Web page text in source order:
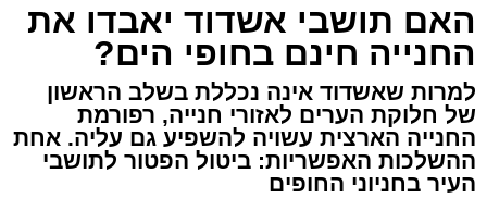
האם תושבי אשדוד יאבדו את
החנייה חינם בחופי הים?
למרות שאשדוד אינה נכללת בשלב הראשון
של חלוקת הערים לאזורי חנייה, רפורמת
החנייה הארצית עשויה להשפיע גם עליה. אחת
ההשלכות האפשריות: ביטול הפטור לתושבי
העיר בחניוני החופים